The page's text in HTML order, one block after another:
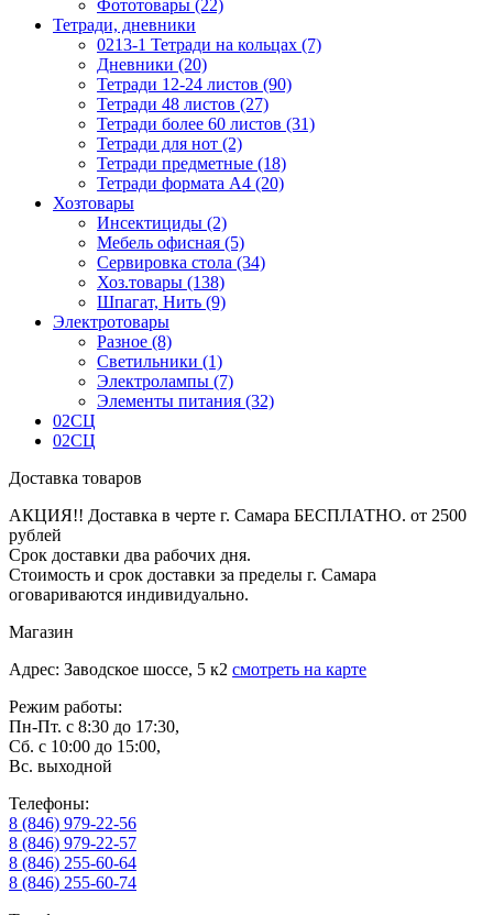
Фототовары (22)
Тетради, дневники
0213-1 Тетради на кольцах (7)
Дневники (20)
Тетради 12-24 листов (90)
Тетради 48 листов (27)
Тетради более 60 листов (31)
Тетради для нот (2)
Тетради предметные (18)
Тетради формата А4 (20)
Хозтовары
Инсектициды (2)
Мебель офисная (5)
Сервировка стола (34)
Хоз.товары (138)
Шпагат, Нить (9)
Электротовары
Разное (8)
Светильники (1)
Электролампы (7)
Элементы питания (32)
02СЦ
02СЦ
Доставка товаров
АКЦИЯ!! Доставка в черте г. Самара БЕСПЛАТНО. от 2500
рублей
Срок доставки два рабочих дня.
Стоимость и срок доставки за пределы г. Самара
оговариваются индивидуально.
Магазин
Адрес: Заводское шоссе, 5 к2 смотреть на карте
Режим работы:
Пн-Пт. с 8:30 до 17:30,
Сб. с 10:00 до 15:00,
Вс. выходной
Телефоны:
8 (846) 979-22-56
8 (846) 979-22-57
8 (846) 255-60-64
8 (846) 255-60-74